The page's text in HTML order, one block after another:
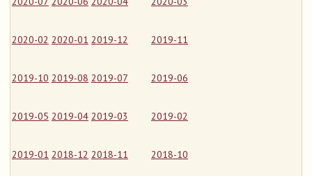
2020-02 2020-01 2019-12 2019-11
2019-10 2019-08 2019-07 2019-06
2019-05 2019-04 2019-03 2019-02
2019-01 2018-12 2018-11 2018-10